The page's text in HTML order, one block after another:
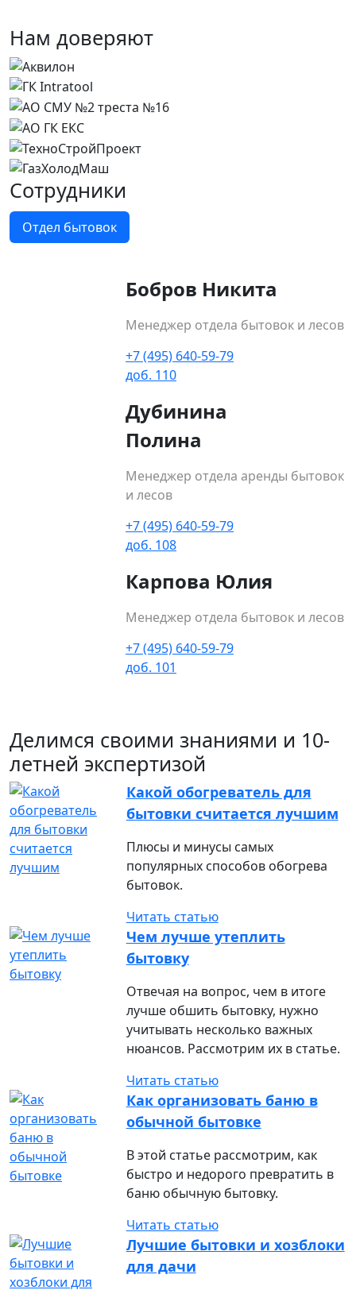
Нам доверяют
Сотрудники
Отдел бытовок
Бобров Никита
Менеджер отдела бытовок и лесов
+7 (495) 640-59-79
доб. 110
Дубинина
Полина
Менеджер отдела аренды бытовок
и лесов
+7 (495) 640-59-79
доб. 108
Карпова Юлия
Менеджер отдела бытовок и лесов
+7 (495) 640-59-79
доб. 101
Делимся своими знаниями и 10-
летней экспертизой
Какой обогреватель для
бытовки считается лучшим
Плюсы и минусы самых
популярных способов обогрева
бытовок.
Читать статью
Чем лучше утеплить
бытовку
Отвечая на вопрос, чем в итоге
лучше обшить бытовку, нужно
учитывать несколько важных
нюансов. Рассмотрим их в статье.
Читать статью
Как организовать баню в
обычной бытовке
В этой статье рассмотрим, как
быстро и недорого превратить в
баню обычную бытовку.
Читать статью
Лучшие бытовки и хозблоки
для дачи